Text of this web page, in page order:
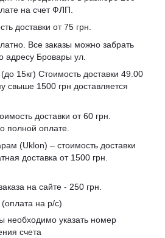
на счет ФЛП.
доставки от 75 грн.
Все заказы можно забрать
адресу Бровары ул.
15кг) Стоимость доставки 49.00
свыше 1500 грн доставляется
доставки от 60 грн.
полной оплате.
(Uklon) – стоимость доставки
доставка от 1500 грн.
на сайте - 250 грн.
на р/с)
необходимо указать номер
счета